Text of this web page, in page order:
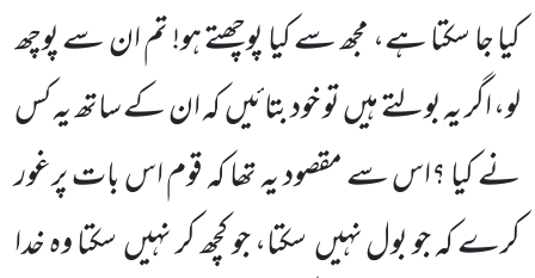
کیا جا سکتا ہے، مجھ سے کیا پوچھتے ہو! تم ان سے پوچھ
لو، اگر یہ بولتے ہیں تو خود بتائیں کہ ان کے ساتھ یہ کس
نے کیا ؟اس سے مقصود یہ تھا کہ قوم اس بات پرغور
کرے کہ جو بول نہیں سکتا، جو کچھ کر نہیں سکتا وہ خدا